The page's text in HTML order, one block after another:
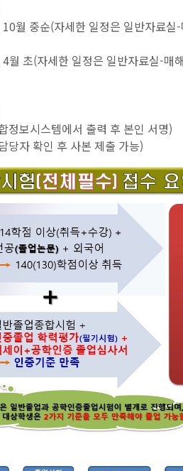
월 중순(자세한 일정은 일반자료실
월 초(자세한 일정은 일반자료실-매
정보시스템에서 출력 후 본인 서명)
당자 확인 후 사본 제출 가능)